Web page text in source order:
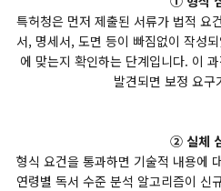
특허청은 먼저 제출된 서류가 법적 요
서, 명세서, 도면 등이 빠짐없이 작성
에 맞는지 확인하는 단계입니다. 이
발견되면 보정 요구
② 실체
형식 요건을 통과하면 기술적 내용에
연령별 독서 수준 분석 알고리즘이 신